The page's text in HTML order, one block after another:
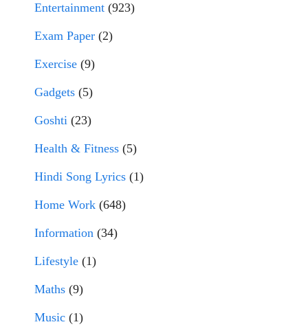
Entertainment (923)
Exam Paper (2)
Exercise (9)
Gadgets (5)
Goshti (23)
Health & Fitness (5)
Hindi Song Lyrics (1)
Home Work (648)
Information (34)
Lifestyle (1)
Maths (9)
Music (1)